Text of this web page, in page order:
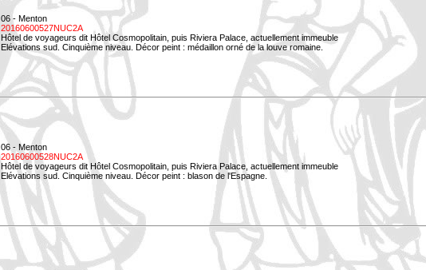
06 - Menton
20160600527NUC2A
Hôtel de voyageurs dit Hôtel Cosmopolitain, puis Riviera Palace, actuellement immeuble
Elévations sud. Cinquième niveau. Décor peint : médaillon orné de la louve romaine.
06 - Menton
20160600528NUC2A
Hôtel de voyageurs dit Hôtel Cosmopolitain, puis Riviera Palace, actuellement immeuble
Elévations sud. Cinquième niveau. Décor peint : blason de l'Espagne.